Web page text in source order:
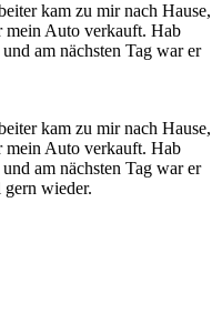
kam zu mir nach Hause,
mein Auto verkauft. Hab
am nächsten Tag war er
kam zu mir nach Hause,
mein Auto verkauft. Hab
am nächsten Tag war er
gern wieder.